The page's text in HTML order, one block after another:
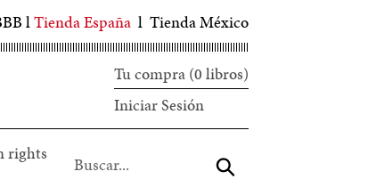
lTienda España l Tienda México
Tu compra (0 libros)
Iniciar SesiónIniciar
sesión
rights